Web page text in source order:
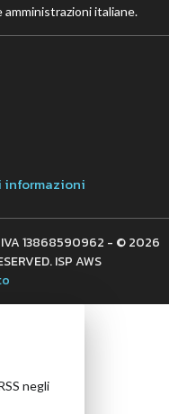
italiane.
informazioni
13868590962 - © 2026
ISP AWS
negli